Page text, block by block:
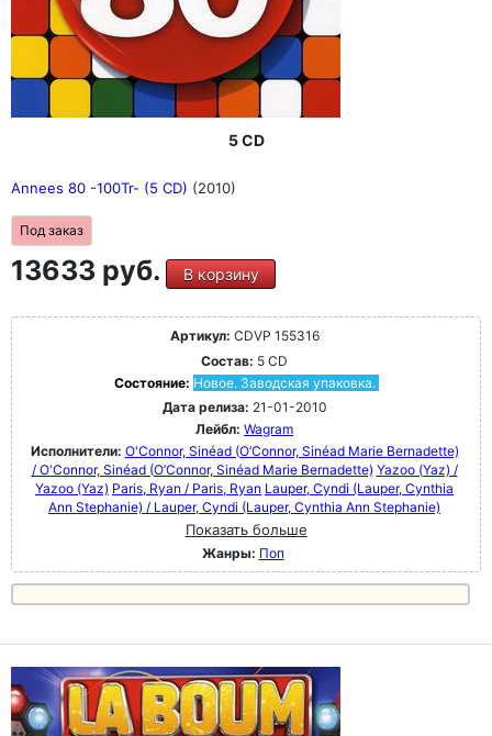
5 CD
Annees 80 -100Tr- (5 CD) (2010)
Под заказ
13633 руб. В корзину
Артикул: CDVP 155316
Состав: 5 CD
Состояние: Новое. Заводская упаковка.
Дата релиза: 21-01-2010
Лейбл: Wagram
Исполнители: O'Connor, Sinéad (O’Connor, Sinéad Marie Bernadette)
/ O'Connor, Sinéad (O’Connor, Sinéad Marie Bernadette) Yazoo (Yaz) /
Yazoo (Yaz) Paris, Ryan / Paris, Ryan Lauper, Cyndi (Lauper, Cynthia
Ann Stephanie) / Lauper, Cyndi (Lauper, Cynthia Ann Stephanie)
Показать больше
Жанры: Поп